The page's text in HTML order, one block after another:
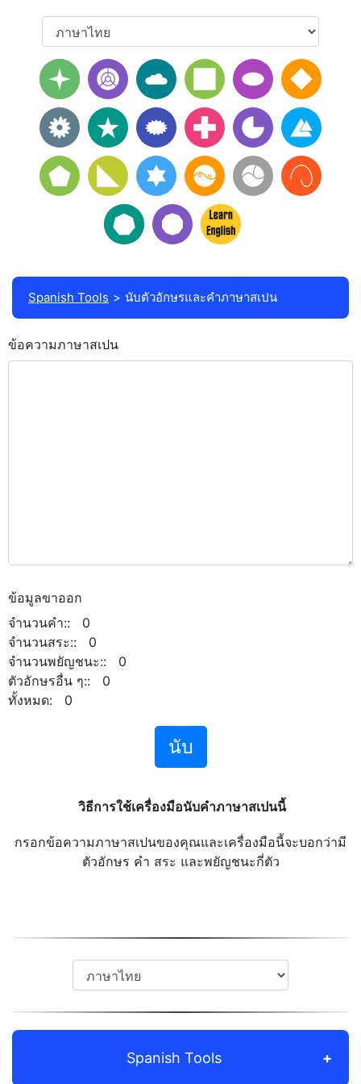
Spanish Tools นับตัวอักษรและคำภาษาสเปน
ข้อความภาษาสเปน
ข้อมูลขาออก
จำนวนคำ:: 0
จำนวนสระ:: 0
จำนวนพยัญชนะ:: 0
ตัวอักษรอื่น ๆ:: 0
ทั้งหมด: 0
นับ
วิธีการใช้เครื่องมือนับคำภาษาสเปนนี้
กรอกข้อความภาษาสเปนของคุณและเครื่องมือนี้จะบอกว่ามี
ตัวอักษร คำ สระ และพยัญชนะกี่ตัว
Spanish Tools